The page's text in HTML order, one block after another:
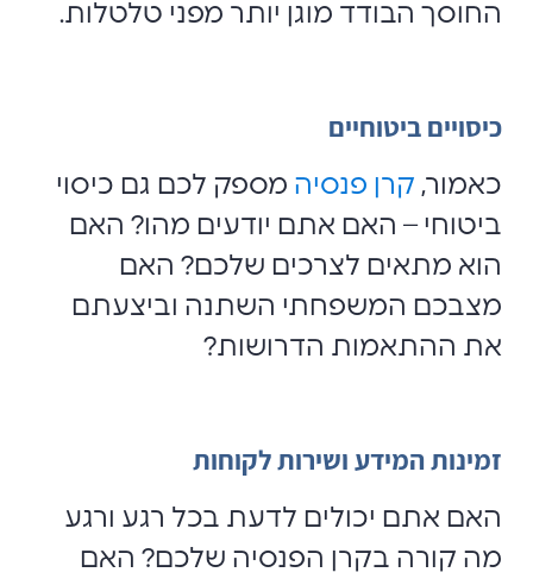
החוסך הבודד מוגן יותר מפני טלטלות.
כיסויים ביטוחיים
כאמור, קרן פנסיה מספק לכם גם כיסוי
ביטוחי – האם אתם יודעים מהו? האם
הוא מתאים לצרכים שלכם? האם
מצבכם המשפחתי השתנה וביצעתם
את ההתאמות הדרושות?
זמינות המידע ושירות לקוחות
האם אתם יכולים לדעת בכל רגע ורגע
מה קורה בקרן הפנסיה שלכם? האם